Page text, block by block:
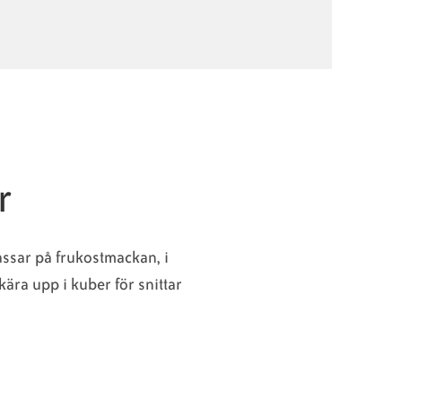
på frukostmackan, i
upp i kuber för snittar